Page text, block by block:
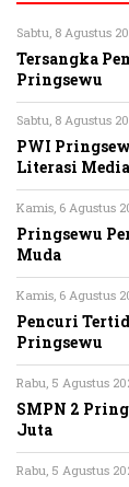
Sabtu, 8 Agustus
Tersangka
Pringsewu
Sabtu, 8 Agustus
PWI
Literasi Media
Kamis, 6 Agustus
Pringsewu
Muda
Kamis, 6 Agustus
Pencuri
Pringsewu
Rabu, 5 Agustus
SMPN 2
Juta
Rabu, 5 Agustus